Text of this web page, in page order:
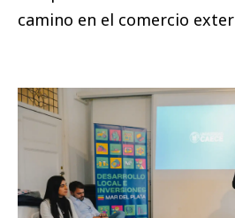
camino en el comercio